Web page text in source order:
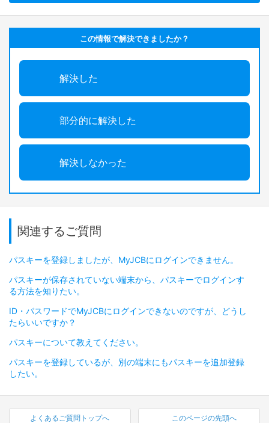
この情報で解決できましたか？
解決した
部分的に解決した
解決しなかった
関連するご質問
パスキーを登録しましたが、MyJCBにログインできません。
パスキーが保存されていない端末から、パスキーでログインす
る方法を知りたい。
ID・パスワードでMyJCBにログインできないのですが、どうし
たらいいですか？
パスキーについて教えてください。
パスキーを登録しているが、別の端末にもパスキーを追加登録
したい。
よくあるご質問トップへ このページの先頭へ